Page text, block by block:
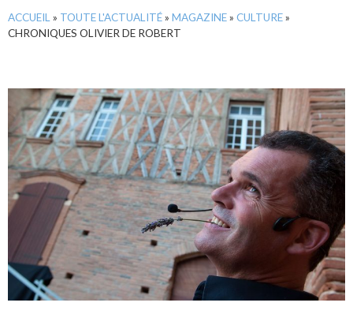
ACCUEIL » TOUTE L'ACTUALITÉ» MAGAZINE» CULTURE»
CHRONIQUES OLIVIER DE ROBERT